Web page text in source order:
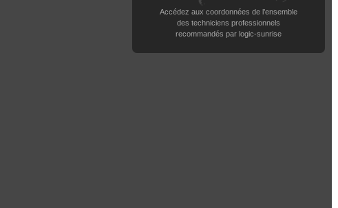
Accédez aux coordonnées de l’ensemble
des techniciens professionnels
recommandés par logic-sunrise